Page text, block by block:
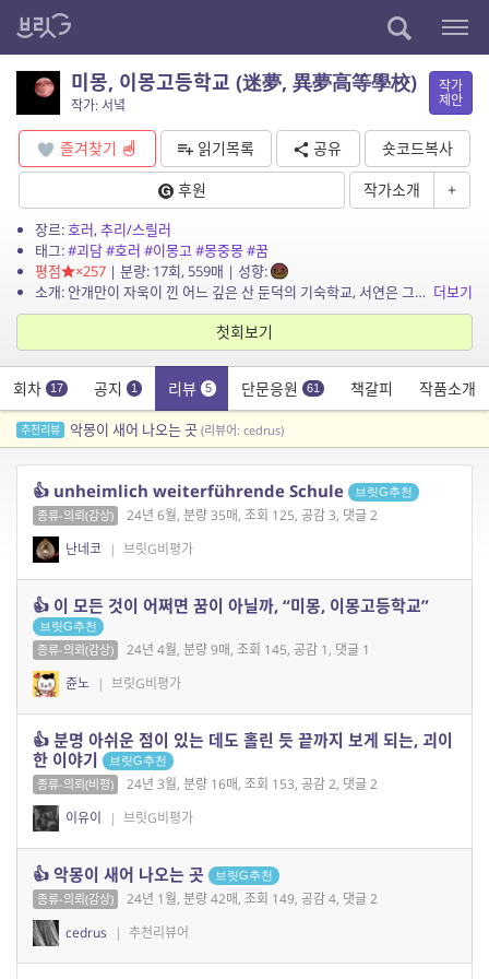
미몽, 이몽고등학교 (迷夢, 異夢高等學校)
작가: 서녘
작가
제안
즐겨찾기 읽기목록 공유
숏코드복사
후원
작가소개 +
장르:호러,추리/스릴러
태그:#괴담#호러 #이몽고#몽중몽#꿈
평점
×257| 분량: 17회, 559매 | 성향:
소개: 안개만이 자욱이 낀 어느 깊은 산 둔덕의 기숙학교, 서연은 그곳으로 전학을 오게 된다. 의구심만이 가득한, 존재조차 의문일 학교는 무언지 모를 사건들이 하나둘씩 드러나며 실체가 드... 더보기
첫회보기
회차 17 공지 1 리뷰 5 단문응원 61 책갈피 작품소개
추천리뷰 악몽이 새어 나오는 곳 (리뷰어: cedrus)
👍 unheimlich weiterführende Schule 브릿G추천
종류-의뢰(감상)
24년 6월, 분량 35매, 조회 125, 공감 3, 댓글 2
난네코 | 브릿G비평가
👍 이 모든 것이 어쩌면 꿈이 아닐까, “미몽, 이몽고등학교”
브릿G추천
종류-의뢰(감상)
24년 4월, 분량 9매, 조회 145, 공감 1, 댓글 1
쥰노 | 브릿G비평가
👍 분명 아쉬운 점이 있는 데도 홀린 듯 끝까지 보게 되는, 괴이
한 이야기
브릿G추천
종류-의뢰(비평)
24년 3월, 분량 16매, 조회 153, 공감 2, 댓글 2
이유이
| 브릿G비평가
👍 악몽이 새어 나오는 곳 브릿G추천
종류-의뢰(감상)
24년 1월, 분량 42매, 조회 149, 공감 4, 댓글 2
cedrus
| 추천리뷰어